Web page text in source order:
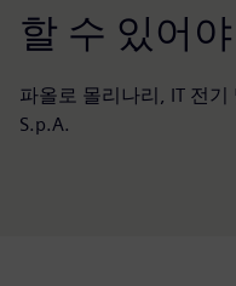
할 수 있어
파올로 몰리나리, IT 전
S.p.A.